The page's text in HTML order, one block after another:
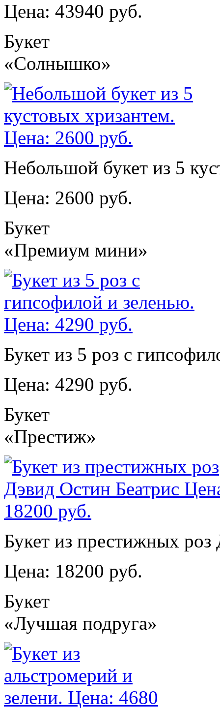
Цена: 43940 руб.
Букет
«Солнышко»
Небольшой букет из 5
Цена: 2600 руб.
Букет
«Премиум мини»
Букет из 5 роз с
Цена: 4290 руб.
Букет
«Престиж»
Букет из престижных
Цена: 18200 руб.
Букет
«Лучшая подруга»